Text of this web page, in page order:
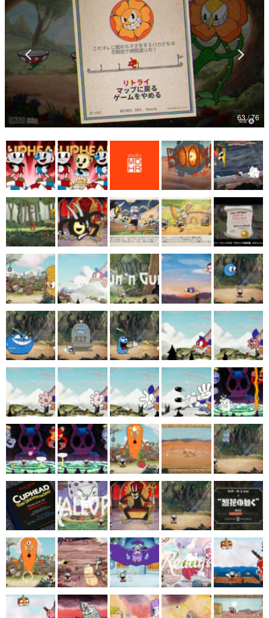
マンガ
女性向け
アプリレビュー
その他
電ファミニコゲーマーとは？
運営：株式会社マレ
63 / 76